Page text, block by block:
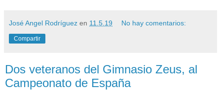
José Angel Rodríguez en 11.5.19 No hay comentarios:
Compartir
Dos veteranos del Gimnasio Zeus, al
Campeonato de España